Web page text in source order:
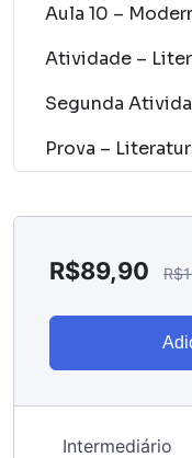
Aula 10 –
Atividade –
Segunda
Prova –
R$89,90 R$
Intermediário